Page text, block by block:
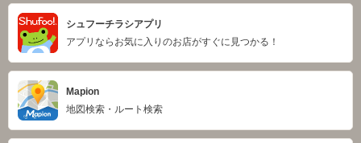
シュフーチラシアプリ
アプリならお気に入りのお店がすぐに見つかる！
Mapion
地図検索・ルート検索